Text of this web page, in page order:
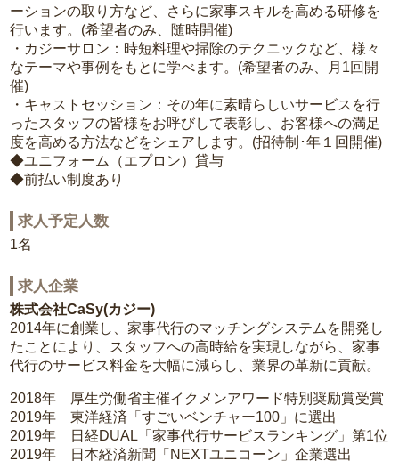
ーションの取り方など、さらに家事スキルを高める研修を
行います。(希望者のみ、随時開催)
・カジーサロン：時短料理や掃除のテクニックなど、様々
なテーマや事例をもとに学べます。(希望者のみ、月1回開
催)
・キャストセッション：その年に素晴らしいサービスを行
ったスタッフの皆様をお呼びして表彰し、お客様への満足
度を高める方法などをシェアします。(招待制･年１回開催)
◆ユニフォーム（エプロン）貸与
◆前払い制度あり
求人予定人数
1名
求人企業
株式会社CaSy(カジー)
2014年に創業し、家事代行のマッチングシステムを開発し
たことにより、スタッフへの高時給を実現しながら、家事
代行のサービス料金を大幅に減らし、業界の革新に貢献。
2018年 厚生労働省主催イクメンアワード特別奨励賞受賞
2019年 東洋経済「すごいベンチャー100」に選出
2019年 日経DUAL「家事代行サービスランキング」第1位
2019年 日本経済新聞「NEXTユニコーン」企業選出